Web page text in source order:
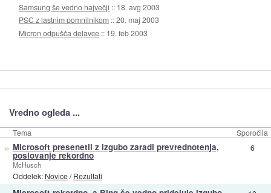
Samsung še vedno največji :: 18. avg 2003
PSC z lastnim pomnilnikom ::20. maj 2003
Micron odpušča delavce :: 19. feb 2003
Vredno ogleda ...
Tema Sporočila
» Microsoft presenetil z izgubo zaradi prevrednotenja,
poslovanje rekordno
McHusch
Oddelek: Novice/Rezultati
6